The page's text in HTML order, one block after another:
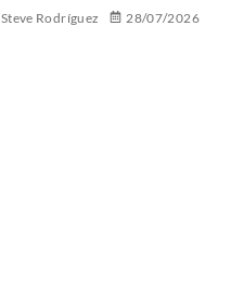
Steve Rodríguez 28/07/2026